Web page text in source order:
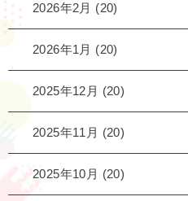
2026年2月 (20)
2026年1月 (20)
2025年12月 (20)
2025年11月 (20)
2025年10月 (20)